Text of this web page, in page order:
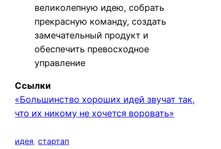
великолепную идею, собрать
прекрасную команду, создать
замечательный продукт и
обеспечить превосходное
управление
Ссылки
«Большинство хороших идей звучат так,
что их никому не хочется воровать»
идея, стартап